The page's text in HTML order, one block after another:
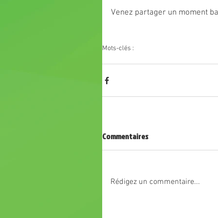
Venez partager un moment
Mots-clés :
Commentaires
Rédigez un commentaire...